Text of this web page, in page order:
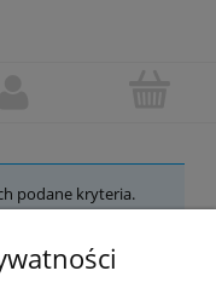
podane kryteria.